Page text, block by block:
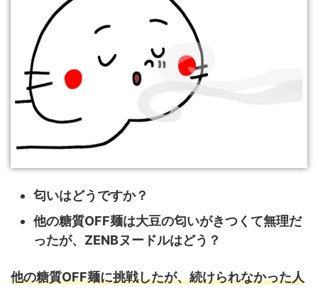
匂いはどうですか？
他の糖質OFF麺は大豆の匂いがきつくて無理だ
ったが、ZENBヌードルはどう？
他の糖質OFF麺に挑戦したが、続けられなかった人